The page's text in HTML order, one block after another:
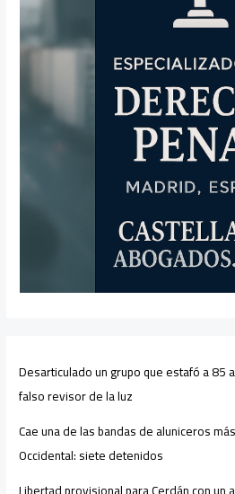
Desarticulado un grupo que estafó a 85
falso revisor de la luz
Cae una de las bandas de aluniceros
Occidental: siete detenidos